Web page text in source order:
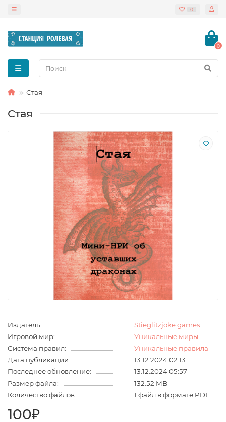
0
0
Стая
Стая
Издатель:
Stieglitzjoke games
Игровой мир:
Уникальные миры
Система правил:
Уникальные правила
Дата публикации:
13.12.2024 02:13
Последнее обновление:
13.12.2024 05:57
Размер файла:
132.52 MB
Количество файлов:
1 файл в формате PDF
100₽